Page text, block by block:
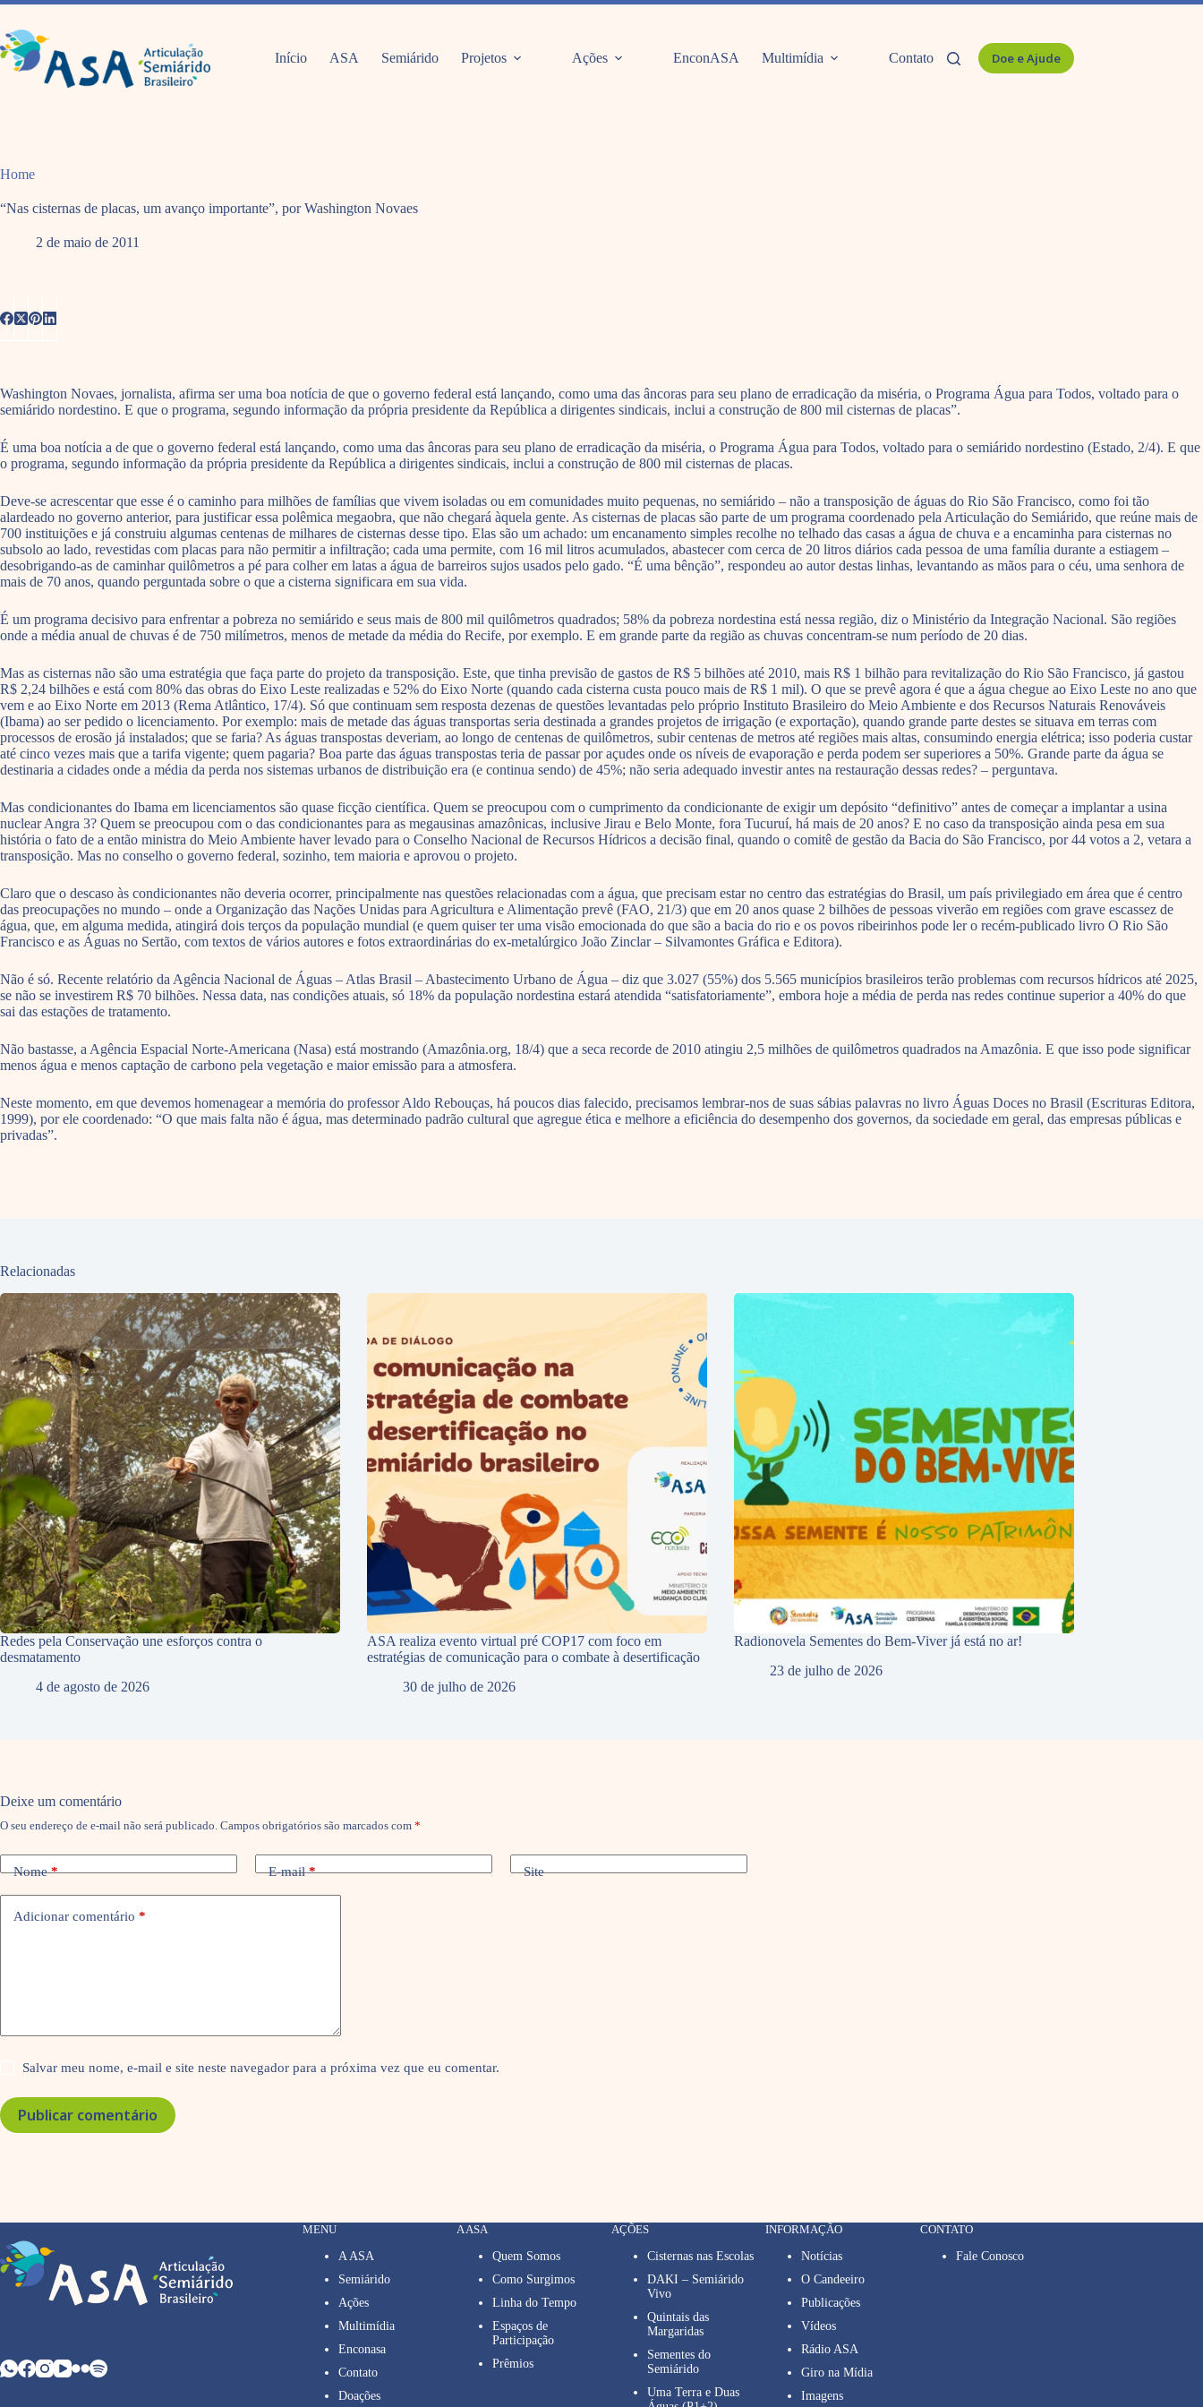
Pular
o
conteúdo
Início ASA Semiárido Projetos Ações EnconASA Multimídia Contato Doe e Ajude
Home
“Nas cisternas de placas, um avanço importante”, por Washington Novaes
2 de maio de 2011
Washington Novaes, jornalista, afirma ser uma boa notícia de que o governo federal está lançando, como uma das âncoras para seu plano de erradicação da miséria, o Programa Água para Todos, voltado para o
semiárido nordestino. E que o programa, segundo informação da própria presidente da República a dirigentes sindicais, inclui a construção de 800 mil cisternas de placas”.
É uma boa notícia a de que o governo federal está lançando, como uma das âncoras para seu plano de erradicação da miséria, o Programa Água para Todos, voltado para o semiárido nordestino (Estado, 2/4). E que
o programa, segundo informação da própria presidente da República a dirigentes sindicais, inclui a construção de 800 mil cisternas de placas.
Deve-se acrescentar que esse é o caminho para milhões de famílias que vivem isoladas ou em comunidades muito pequenas, no semiárido – não a transposição de águas do Rio São Francisco, como foi tão
alardeado no governo anterior, para justificar essa polêmica megaobra, que não chegará àquela gente. As cisternas de placas são parte de um programa coordenado pela Articulação do Semiárido, que reúne mais de
700 instituições e já construiu algumas centenas de milhares de cisternas desse tipo. Elas são um achado: um encanamento simples recolhe no telhado das casas a água de chuva e a encaminha para cisternas no
subsolo ao lado, revestidas com placas para não permitir a infiltração; cada uma permite, com 16 mil litros acumulados, abastecer com cerca de 20 litros diários cada pessoa de uma família durante a estiagem –
desobrigando-as de caminhar quilômetros a pé para colher em latas a água de barreiros sujos usados pelo gado. “É uma bênção”, respondeu ao autor destas linhas, levantando as mãos para o céu, uma senhora de
mais de 70 anos, quando perguntada sobre o que a cisterna significara em sua vida.
É um programa decisivo para enfrentar a pobreza no semiárido e seus mais de 800 mil quilômetros quadrados; 58% da pobreza nordestina está nessa região, diz o Ministério da Integração Nacional. São regiões
onde a média anual de chuvas é de 750 milímetros, menos de metade da média do Recife, por exemplo. E em grande parte da região as chuvas concentram-se num período de 20 dias.
Mas as cisternas não são uma estratégia que faça parte do projeto da transposição. Este, que tinha previsão de gastos de R$ 5 bilhões até 2010, mais R$ 1 bilhão para revitalização do Rio São Francisco, já gastou
R$ 2,24 bilhões e está com 80% das obras do Eixo Leste realizadas e 52% do Eixo Norte (quando cada cisterna custa pouco mais de R$ 1 mil). O que se prevê agora é que a água chegue ao Eixo Leste no ano que
vem e ao Eixo Norte em 2013 (Rema Atlântico, 17/4). Só que continuam sem resposta dezenas de questões levantadas pelo próprio Instituto Brasileiro do Meio Ambiente e dos Recursos Naturais Renováveis
(Ibama) ao ser pedido o licenciamento. Por exemplo: mais de metade das águas transportas seria destinada a grandes projetos de irrigação (e exportação), quando grande parte destes se situava em terras com
processos de erosão já instalados; que se faria? As águas transpostas deveriam, ao longo de centenas de quilômetros, subir centenas de metros até regiões mais altas, consumindo energia elétrica; isso poderia custar
até cinco vezes mais que a tarifa vigente; quem pagaria? Boa parte das águas transpostas teria de passar por açudes onde os níveis de evaporação e perda podem ser superiores a 50%. Grande parte da água se
destinaria a cidades onde a média da perda nos sistemas urbanos de distribuição era (e continua sendo) de 45%; não seria adequado investir antes na restauração dessas redes? – perguntava.
Mas condicionantes do Ibama em licenciamentos são quase ficção científica. Quem se preocupou com o cumprimento da condicionante de exigir um depósito “definitivo” antes de começar a implantar a usina
nuclear Angra 3? Quem se preocupou com o das condicionantes para as megausinas amazônicas, inclusive Jirau e Belo Monte, fora Tucuruí, há mais de 20 anos? E no caso da transposição ainda pesa em sua
história o fato de a então ministra do Meio Ambiente haver levado para o Conselho Nacional de Recursos Hídricos a decisão final, quando o comitê de gestão da Bacia do São Francisco, por 44 votos a 2, vetara a
transposição. Mas no conselho o governo federal, sozinho, tem maioria e aprovou o projeto.
Claro que o descaso às condicionantes não deveria ocorrer, principalmente nas questões relacionadas com a água, que precisam estar no centro das estratégias do Brasil, um país privilegiado em área que é centro
das preocupações no mundo – onde a Organização das Nações Unidas para Agricultura e Alimentação prevê (FAO, 21/3) que em 20 anos quase 2 bilhões de pessoas viverão em regiões com grave escassez de
água, que, em alguma medida, atingirá dois terços da população mundial (e quem quiser ter uma visão emocionada do que são a bacia do rio e os povos ribeirinhos pode ler o recém-publicado livro O Rio São
Francisco e as Águas no Sertão, com textos de vários autores e fotos extraordinárias do ex-metalúrgico João Zinclar – Silvamontes Gráfica e Editora).
Não é só. Recente relatório da Agência Nacional de Águas – Atlas Brasil – Abastecimento Urbano de Água – diz que 3.027 (55%) dos 5.565 municípios brasileiros terão problemas com recursos hídricos até 2025,
se não se investirem R$ 70 bilhões. Nessa data, nas condições atuais, só 18% da população nordestina estará atendida “satisfatoriamente”, embora hoje a média de perda nas redes continue superior a 40% do que
sai das estações de tratamento.
Não bastasse, a Agência Espacial Norte-Americana (Nasa) está mostrando (Amazônia.org, 18/4) que a seca recorde de 2010 atingiu 2,5 milhões de quilômetros quadrados na Amazônia. E que isso pode significar
menos água e menos captação de carbono pela vegetação e maior emissão para a atmosfera.
Neste momento, em que devemos homenagear a memória do professor Aldo Rebouças, há poucos dias falecido, precisamos lembrar-nos de suas sábias palavras no livro Águas Doces no Brasil (Escrituras Editora,
1999), por ele coordenado: “O que mais falta não é água, mas determinado padrão cultural que agregue ética e melhore a eficiência do desempenho dos governos, da sociedade em geral, das empresas públicas e
privadas”.
Relacionadas
Redes pela Conservação une esforços contra o
desmatamento
4 de agosto de 2026
ASA realiza evento virtual pré COP17 com foco em
estratégias de comunicação para o combate à desertificação
30 de julho de 2026
Radionovela Sementes do Bem-Viver já está no ar!
23 de julho de 2026
Deixe um comentário
O seu endereço de e-mail não será publicado. Campos obrigatórios são marcados com *
Nome* E-mail* Site
Adicionar comentário *
Salvar meu nome, e-mail e site neste navegador para a próxima vez que eu comentar.
Publicar comentário
MENU
A ASA
Semiárido
Ações
Multimídia
Enconasa
Contato
Doações
A ASA
Quem Somos
Como Surgimos
Linha do Tempo
Espaços de
Participação
Prêmios
AÇÕES
Cisternas nas Escolas
DAKI – Semiárido
Vivo
Quintais das
Margaridas
Sementes do
Semiárido
Uma Terra e Duas
INFORMAÇÃO
Notícias
O Candeeiro
Publicações
Vídeos
Rádio ASA
Giro na Mídia
Imagens
CONTATO
Fale Conosco